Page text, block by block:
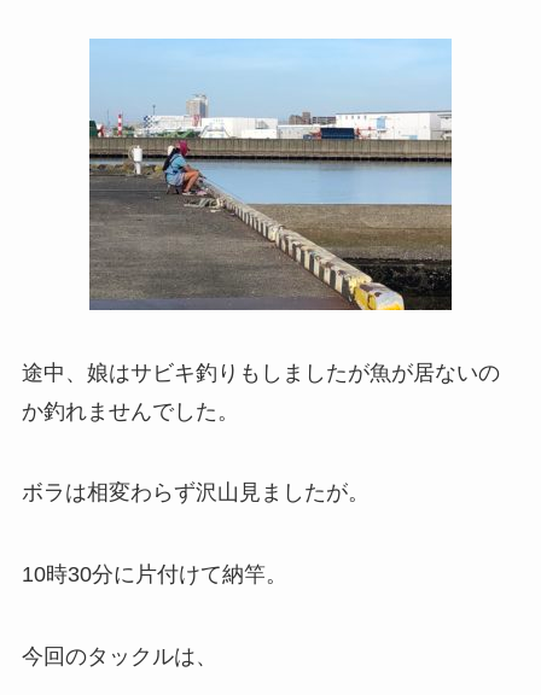
途中、娘はサビキ釣りもしましたが魚が居ないの
か釣れませんでした。
ボラは相変わらず沢山見ましたが。
10時30分に片付けて納竿。
今回のタックルは、